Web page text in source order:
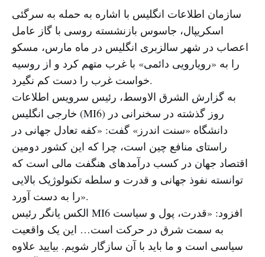
سازمان اطلاعات انگلیس با اشاره به حمله به سرگئی
اسکریپال، جاسوس بازنشسته روسی با گاز عامل
اعصاب در شهر سالزبری انگلیس در ماه مارس، مسکو
را به «رویارویی دائمی» با غرب متهم کرد و از روسیه
خواست غرب را دست کم نگیرد.
به گزارش الشرق الاوسط، رئیس سرویس اطلاعات
خارجی انگلیس (MI6) روز گذشته در سخنرانی در
دانشگاه «سنت اندرز» گفت: «کفه تعادل جهانی در
راستای منافع چین است، چرا که این کشور دومین
اقتصاد جهان در کسب درآمدهای هنگفت مالی است که
توانسته نفوذ جهانی و قدرت و سلطه تکنولوژیک بالایی
را به دست آورد».
الکس یانگر رئیس MI6 افزود: «قدرت، پول و سیاست
به سمت شرق در حرکت است… این یک واقعیت
سیاسی است و ما باید با آن سازگار شویم. بیایید علاوه